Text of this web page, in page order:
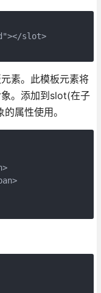
slot>
素。此模板元素将
。添加到slot(在子
属性使用。